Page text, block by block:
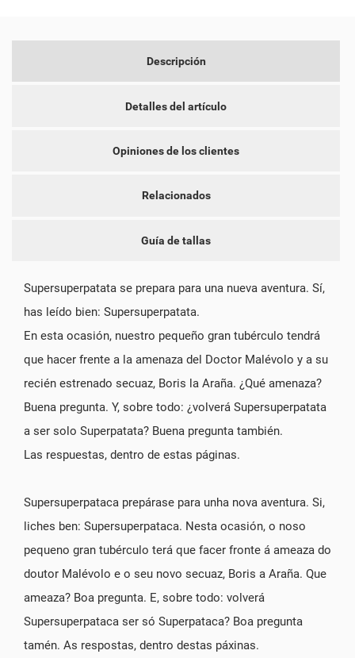
Descripción
Detalles del artículo
Opiniones de los clientes
Relacionados
Guía de tallas
Supersuperpatata se prepara para una nueva aventura. Sí,
has leído bien: Supersuperpatata.
En esta ocasión, nuestro pequeño gran tubérculo tendrá
que hacer frente a la amenaza del Doctor Malévolo y a su
recién estrenado secuaz, Boris la Araña. ¿Qué amenaza?
Buena pregunta. Y, sobre todo: ¿volverá Supersuperpatata
a ser solo Superpatata? Buena pregunta también.
Las respuestas, dentro de estas páginas.
Supersuperpataca prepárase para unha nova aventura. Si,
liches ben: Supersuperpataca. Nesta ocasión, o noso
pequeno gran tubérculo terá que facer fronte á ameaza do
doutor Malévolo e o seu novo secuaz, Boris a Araña. Que
ameaza? Boa pregunta. E, sobre todo: volverá
Supersuperpataca ser só Superpataca? Boa pregunta
tamén. As respostas, dentro destas páxinas.
add_circle_outline
CREAR LISTA DE DESEOS
NOMBRE DE LA LISTA DE DESEOS
CANCELAR CREAR LISTA DE DESEOS
INICIAR SESIÓN
CANCELAR